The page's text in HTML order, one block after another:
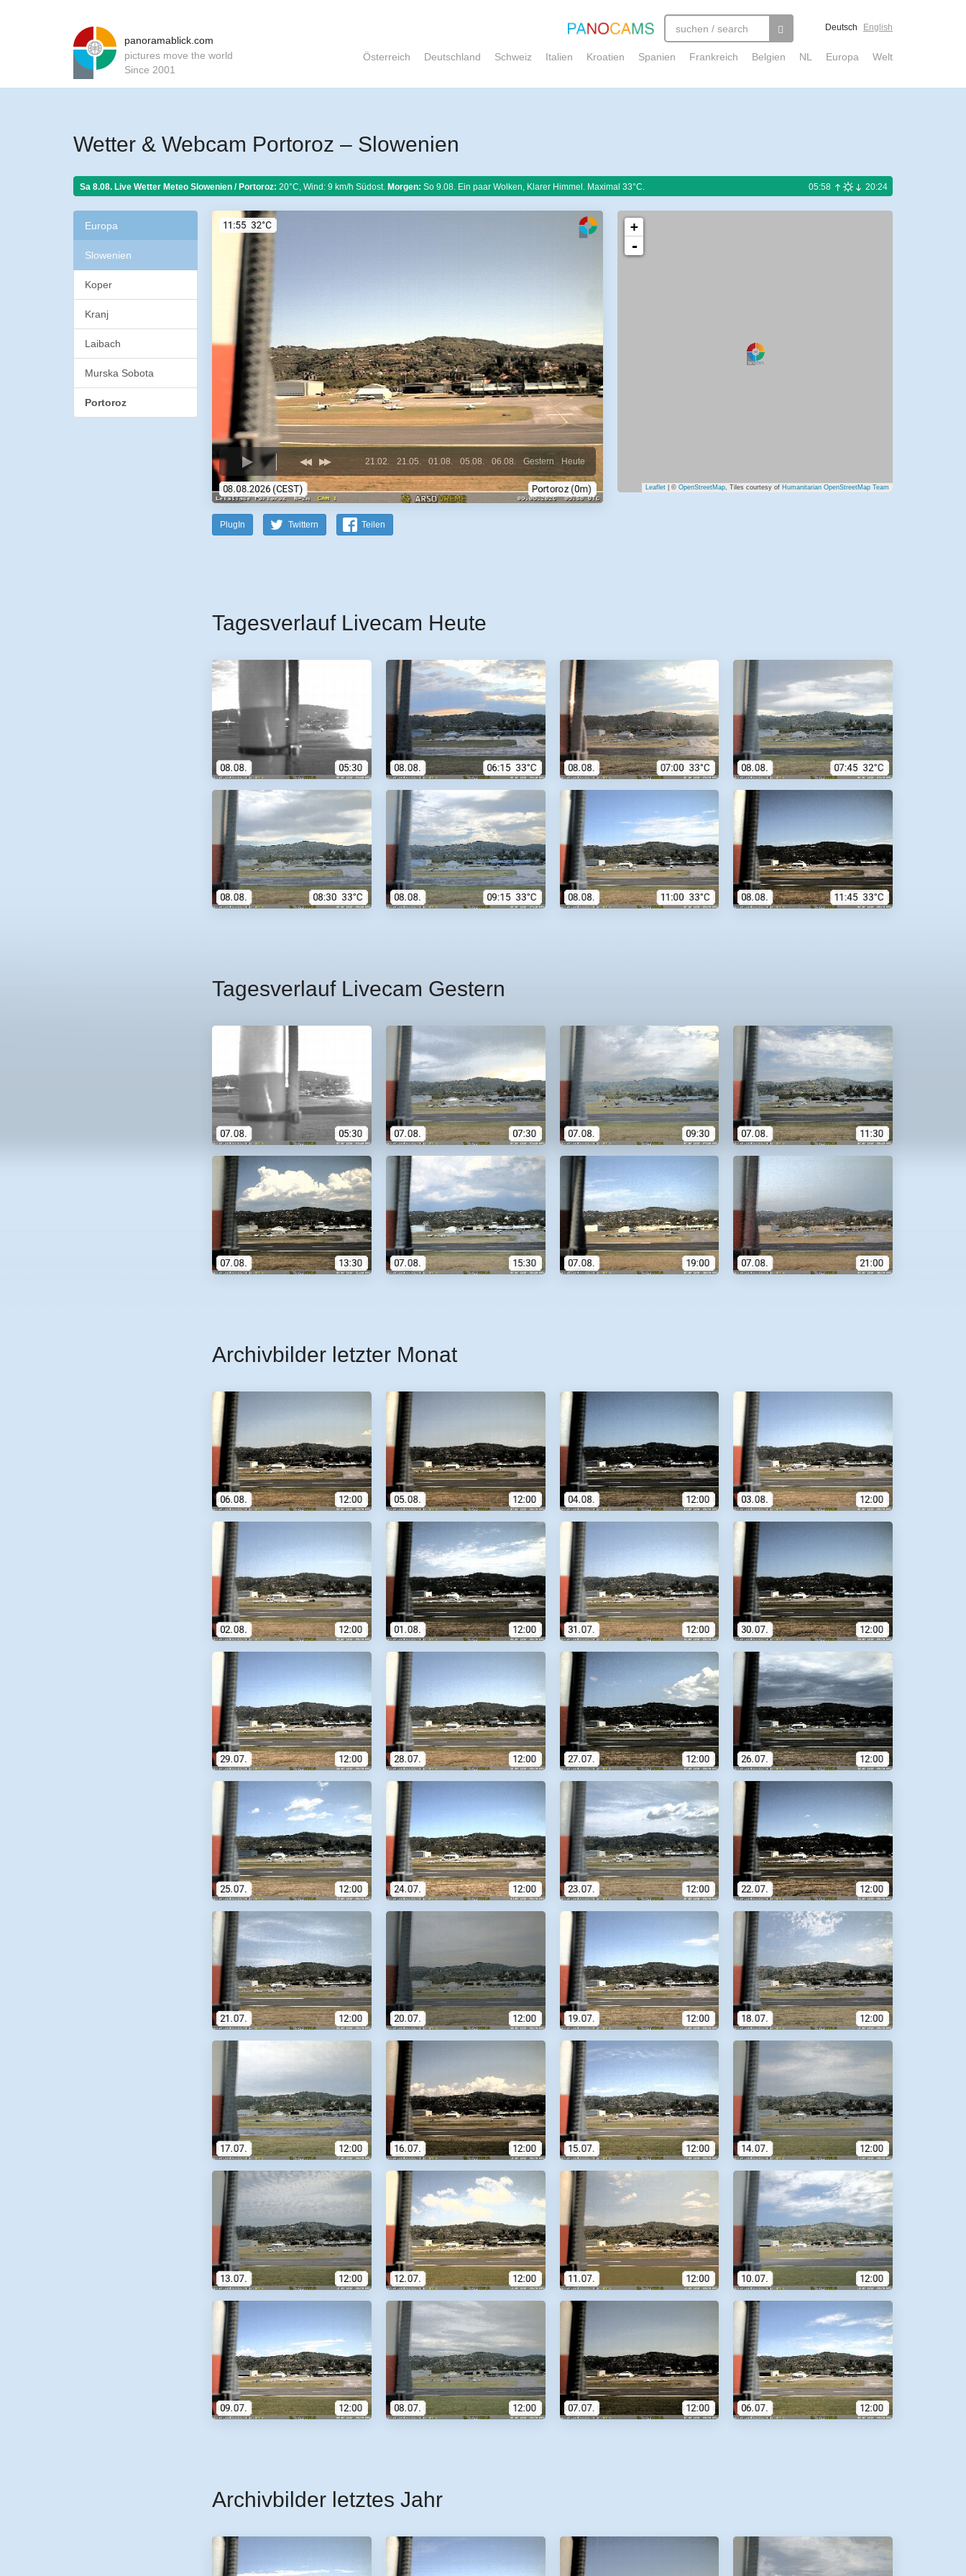
panoramablick.com
pictures move the world
Since 2001
Deutsch English
Österreich Deutschland Schweiz Italien Kroatien Spanien Frankreich Belgien NL Europa Welt
Wetter & Webcam Portoroz – Slowenien
Sa 8.08. Live Wetter Meteo Slowenien / Portoroz: 20°C, Wind: 9 km/h Südost. Morgen: So 9.08. Ein paar Wolken, Klarer Himmel. Maximal 33°C. 05:58 20:24
Europa
Slowenien
Koper
Kranj
Laibach
Murska Sobota
Portoroz
Heute
Gestern
06.08.
05.08.
01.08.
21.05.
21.02.
+
-
Leaflet| © OpenStreetMap, Tiles courtesy of Humanitarian OpenStreetMap Team
PlugIn Twittern Teilen
Tagesverlauf Livecam Heute
Tagesverlauf Livecam Gestern
Archivbilder letzter Monat
Archivbilder letztes Jahr